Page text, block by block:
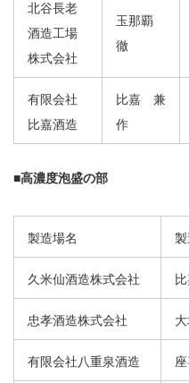
北谷長老
酒造工場
株式会社
玉那覇
徹
有限会社
比嘉酒造
比嘉 兼
作
■高濃度泡盛の部
製造場名
久米仙酒造株式会社
忠孝酒造株式会社
有限会社八重泉酒造